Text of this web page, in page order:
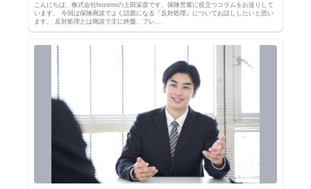
こんにちは、株式会社hozemiの上田栄彦です。保険営業に役立つコラムをお送りして
います。 今回は保険商談でよく話題になる『反対処理』についてお話ししたいと思い
ます。 反対処理とは商談で主に終盤、プレ…